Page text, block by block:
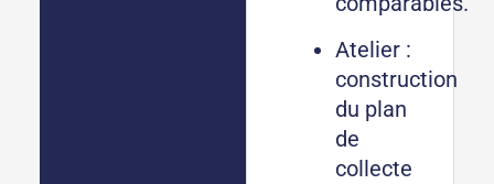
Atelier :
construction
du plan
de
collecte